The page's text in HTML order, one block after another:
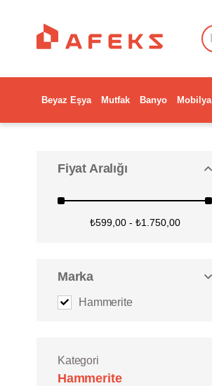
Beyaz Eşya Mutfak Banyo Mobilya
Fiyat Aralığı
₺599,00 - ₺1.750,00
Marka
Hammerite
Kategori
Hammerite